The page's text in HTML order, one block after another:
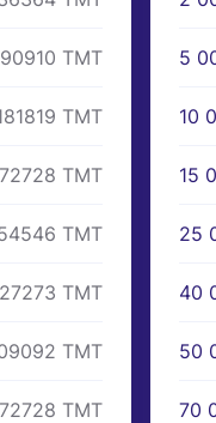
TMT
TMT
TMT
TMT
TMT
TMT
TMT
5
10
15
25
40
50
70